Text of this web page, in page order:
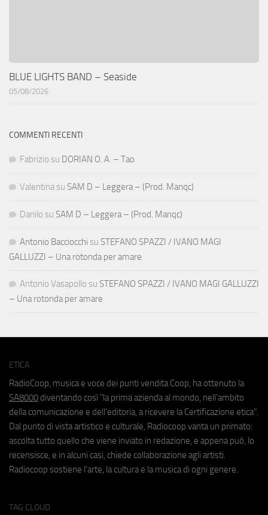
BLUE LIGHTS BAND – Seaside
05/08/2026
COMMENTI RECENTI
Fabrizio su DORIAN O. A. – Tao
Valentina su SAM D – Leggera – (Prod. Manqc)
Danilo su SAM D – Leggera – (Prod. Manqc)
Antonio Bacciocchi su STEFANO SPAZZI / IVANO MAGI
GALLUZZI – Una rotonda per amare
Antonio Vasapollo su STEFANO SPAZZI / IVANO MAGI GALLUZZI
– Una rotonda per amare
ETICA
RadioCoop, musica e voce dei punti vendita Coop, ha ottenuto la
SA8000 diventando così "la prima azienda al mondo, nell'ambito
della comunicazione e dell'editoria, a ricevere la Certificazione etica".
Dal punto di vista artistico e culturale, Radiocoop vanta un primato:
ascolta tutto quello che viene inviato in redazione, e appena può, lo
recensisce, e in alcuni casi, chiede collaborazione agli artisti.
Radiocoop sostiene l'arte, la cultura e la musica di ogni genere.
TAG CLOUD